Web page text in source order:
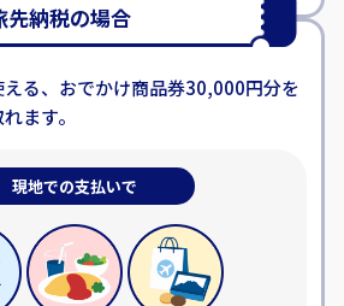
先納税の場合
る、おでかけ商品券30,000円分を
ます。
現地での支払いで